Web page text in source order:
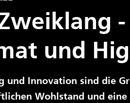
-
und
und Innovation sind die
Wohlstand und